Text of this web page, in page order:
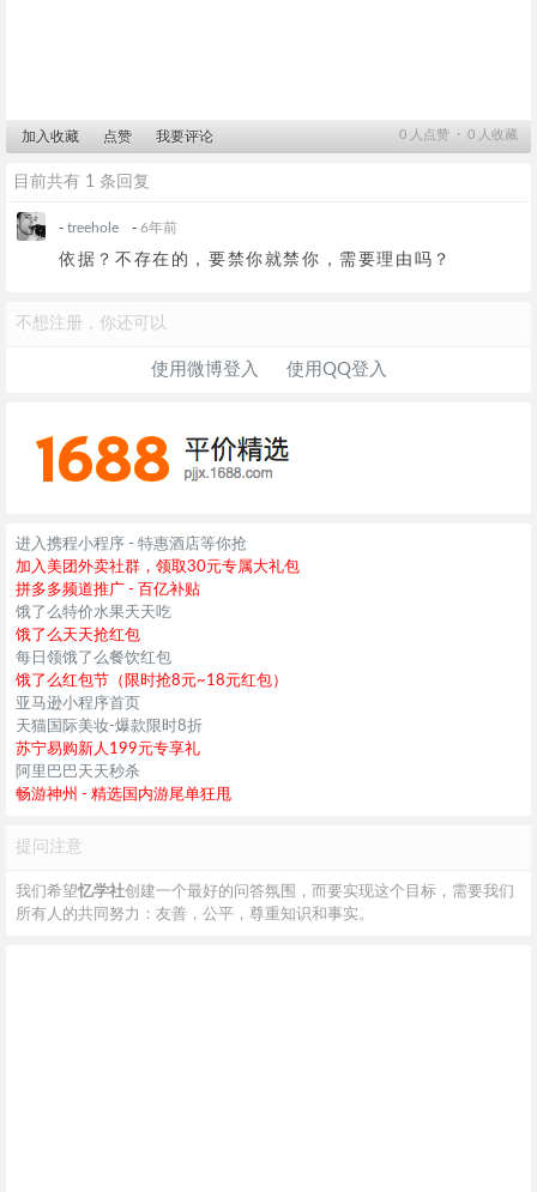
0 人点赞 ∙ 0 人收藏
加入收藏 点赞 我要评论
目前共有 1 条回复
-treehole -6年前
依据？不存在的，要禁你就禁你，需要理由吗？
不想注册，你还可以
使用微博登入 使用QQ登入
进入携程小程序 - 特惠酒店等你抢
加入美团外卖社群，领取30元专属大礼包
拼多多频道推广 - 百亿补贴
饿了么特价水果天天吃
饿了么天天抢红包
每日领饿了么餐饮红包
饿了么红包节（限时抢8元~18元红包）
亚马逊小程序首页
天猫国际美妆-爆款限时8折
苏宁易购新人199元专享礼
阿里巴巴天天秒杀
畅游神州 - 精选国内游尾单狂甩
提问注意
我们希望忆学社创建一个最好的问答氛围，而要实现这个目标，需要我们
所有人的共同努力：友善，公平，尊重知识和事实。